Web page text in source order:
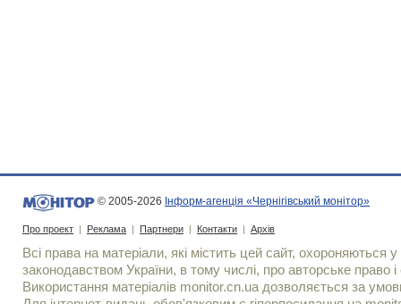
© 2005-2026 Інформ-агенція «Чернігівський монітор»
Про проект | Реклама | Партнери | Контакти | Архів
Всі права на матеріали, які містить цей сайт, охороняються у
законодавством України, в тому числі, про авторське право і
Використання матерiалiв monitor.cn.ua дозволяється за